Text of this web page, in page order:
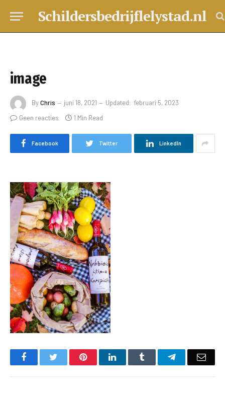
Schildersbedrijflelystad.nl
image
ByChris juni 18, 2021 Updated: februari 5, 2023
Geen reacties
1 Min Read
Facebook Twitter LinkedIn
FacebookTwitter PinterestLinkedIn Tumblr Telegram